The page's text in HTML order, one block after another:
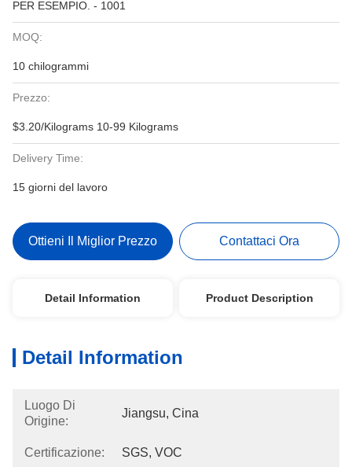
PER ESEMPIO. - 1001
MOQ:
10 chilogrammi
Prezzo:
$3.20/Kilograms 10-99 Kilograms
Delivery Time:
15 giorni del lavoro
Ottieni Il Miglior Prezzo Contattaci Ora
Detail Information Product Description
Detail Information
Luogo Di
Origine:
Jiangsu, Cina
Certificazione: SGS, VOC